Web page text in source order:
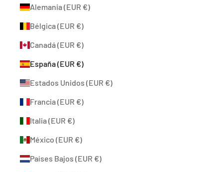
Alemania (EUR €)
Bélgica (EUR €)
Canadá (EUR €)
España (EUR €)
Estados Unidos (EUR €)
Francia (EUR €)
Italia (EUR €)
México (EUR €)
Países Bajos (EUR €)